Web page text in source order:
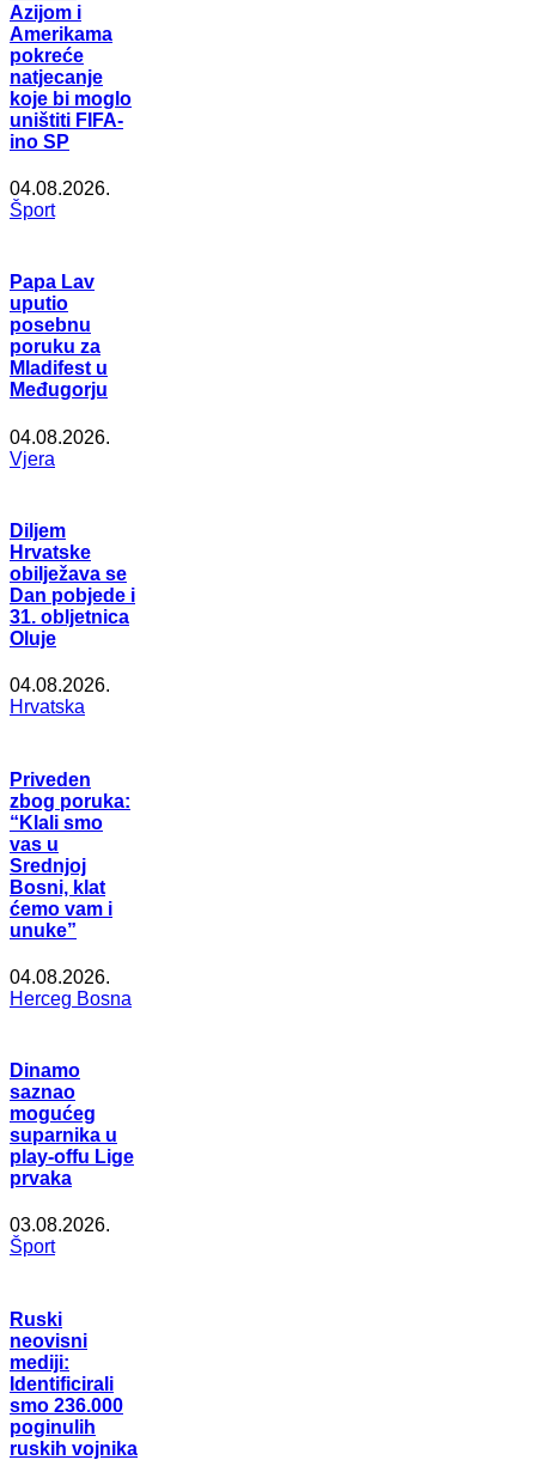
Azijom i
Amerikama
pokreće
natjecanje
koje bi moglo
uništiti FIFA-
ino SP
04.08.2026.
Šport
Papa Lav
uputio
posebnu
poruku za
Mladifest u
Međugorju
04.08.2026.
Vjera
Diljem
Hrvatske
obilježava se
Dan pobjede i
31. obljetnica
Oluje
04.08.2026.
Hrvatska
Priveden
zbog poruka:
“Klali smo
vas u
Srednjoj
Bosni, klat
ćemo vam i
unuke”
04.08.2026.
Herceg Bosna
Dinamo
saznao
mogućeg
suparnika u
play-offu Lige
prvaka
03.08.2026.
Šport
Ruski
neovisni
mediji:
Identificirali
smo 236.000
poginulih
ruskih vojnika